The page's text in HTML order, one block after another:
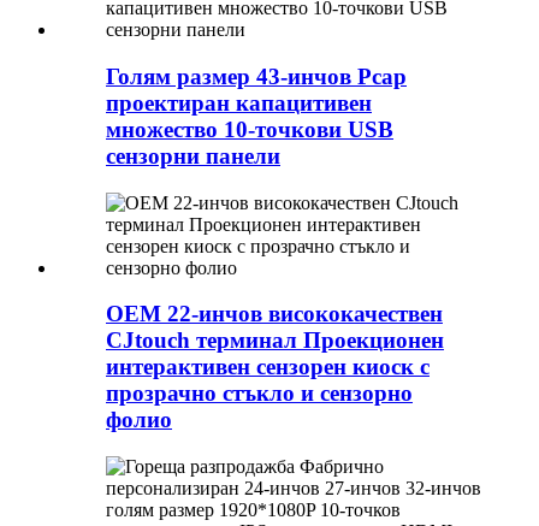
Голям размер 43-инчов Pcap
проектиран капацитивен
множество 10-точкови USB
сензорни панели
OEM 22-инчов висококачествен
CJtouch терминал Проекционен
интерактивен сензорен киоск с
прозрачно стъкло и сензорно
фолио